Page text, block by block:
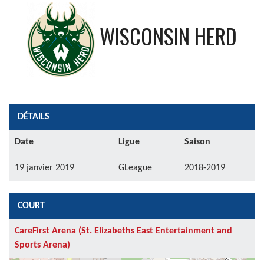
WISCONSIN HERD
DÉTAILS
Date Ligue Saison
19 janvier 2019 GLeague 2018-2019
COURT
CareFirst Arena (St. Elizabeths East Entertainment and
Sports Arena)